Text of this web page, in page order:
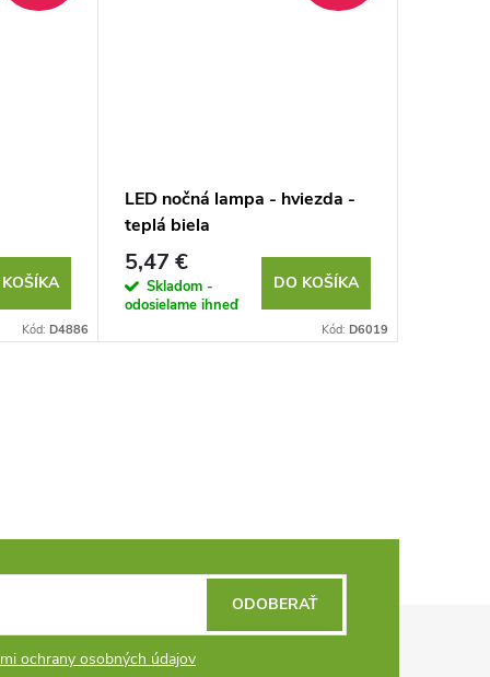
Kód: D4886
LED nočná lampa - hviezda -
teplá biela
5,47 €
Skladom -
odosielame ihneď
DO KOŠÍKA
Kód: D6019
ochrany osobných údajov
ODOBERAŤ